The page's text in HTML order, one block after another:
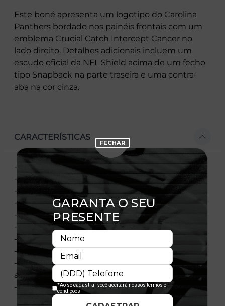
Este boné apresenta um logotipo do Carolina
Panthers bordado nos painéis frontais com um
emblema Crucial Catch Intercept Cancer no
lado direito. Detalhes adicionais incluem um
escudo oficial da NFL Shield acima de um fecho
tipo Snapback na parte traseira e uma contra-
aba na cor cinza.
CARACTERÍSTICAS
- Bordado frontal
- Flag New Era bordada à esquerda
- Patch no lado direito
- Escudo NFL na parte traseira
- Aba reta
- Copa estruturada
- Ajustável
- Fechamento tipo Snapback
- Composição: Coroa: 100% Poliéster - Botão e
aba: 100% Poliéster - Contra-aba: 100% Algodão
- Licença oficial